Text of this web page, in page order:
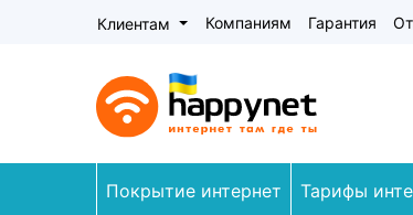
Клиентам Компаниям Гарантия
Покрытие интернет Тарифы